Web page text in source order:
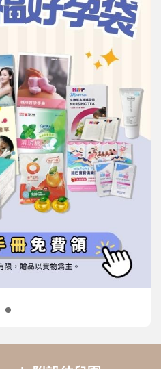
附設幼兒園
小袋鼠幼師網